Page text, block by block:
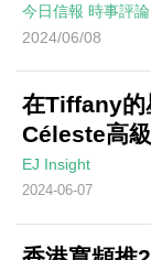
今日信報 時事評論
2024/06/08
在Tiffany
Céleste高
EJ Insight
2024-06-07